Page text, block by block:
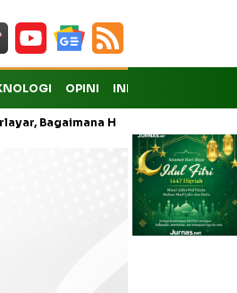
OPINI INDEKS
Hak Penumpang atas